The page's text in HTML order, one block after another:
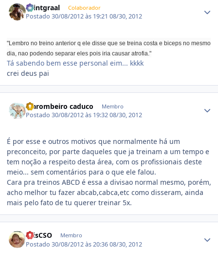
Saintgraal Colaborador
Postado30/08/2012 às 19:2108/30, 2012
"Lembro no treino anterior q ele disse que se treina costa e biceps no mesmo
dia, nao podendo separar eles pois iria causar atrofia."
Tá sabendo bem esse personal eim... kkkk
crei deus pai
Marombeiro caduco Membro
Postado30/08/2012 às 19:3208/30, 2012
É por esse e outros motivos que normalmente há um
preconceito, por parte daqueles que ja treinam a um tempo e
tem noção a respeito desta área, com os profissionais deste
meio... sem comentários para o que ele falou.
Cara pra treinos ABCD é essa a divisao normal mesmo, porém,
acho melhor tu fazer abcab,cabca,etc como disseram, ainda
mais pelo fato de tu querer treinar 5x.
CrisCSO Membro
Postado30/08/2012 às 20:3608/30, 2012